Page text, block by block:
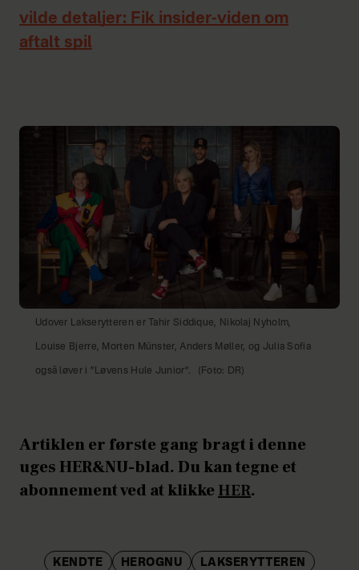
vilde detaljer: Fik insider-viden om
aftalt spil
Udover Lakserytteren er Tahir Siddique, Nikolaj Nyholm,
Louise Bjerre, Morten Münster, Anders Møller, og Julia Sofia
også løver i ”Løvens Hule Junior”. (Foto: DR)
Artiklen er første gang bragt i denne
uges HER&NU-blad. Du kan tegne et
abonnement ved at klikkeHER.
KENDTE HEROGNU LAKSERYTTEREN